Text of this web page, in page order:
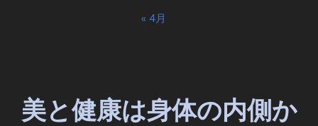
« 4月
美と健康は身体の内側か